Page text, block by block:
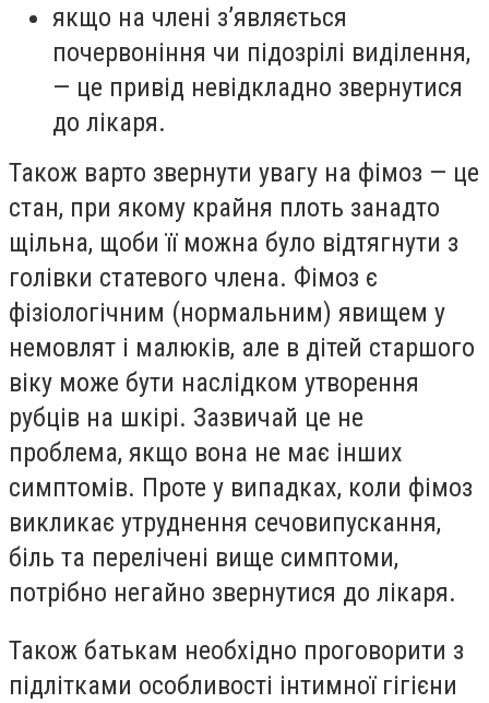
якщо на члені з’являється
почервоніння чи підозрілі виділення,
— це привід невідкладно звернутися
до лікаря.
Також варто звернути увагу на фімоз — це
стан, при якому крайня плоть занадто
щільна, щоби її можна було відтягнути з
голівки статевого члена. Фімоз є
фізіологічним (нормальним) явищем у
немовлят і малюків, але в дітей старшого
віку може бути наслідком утворення
рубців на шкірі. Зазвичай це не
проблема, якщо вона не має інших
симптомів. Проте у випадках, коли фімоз
викликає утруднення сечовипускання,
біль та перелічені вище симптоми,
потрібно негайно звернутися до лікаря.
Також батькам необхідно проговорити з
підлітками особливості інтимної гігієни